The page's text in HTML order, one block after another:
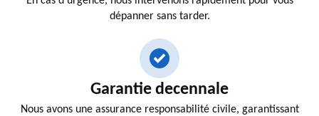
dépanner sans tarder.
Garantie decennale
Nous avons une assurance responsabilité civile, garantissant